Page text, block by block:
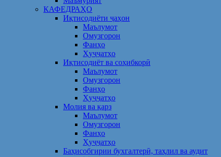
КАФЕДРАҲО
Иқтисодиёти ҷаҳон
Маълумот
Омузгорон
Фанҳо
Ҳуҷҷатҳо
Иқтисодиёт ва соҳибкорӣ
Маълумот
Омузгорон
Фанҳо
Ҳуҷҷатҳо
Молия ва қарз
Маълумот
Омузгорон
Фанҳо
Ҳуҷҷатҳо
Баҳисобгирии бухгалтерӣ, таҳлил ва аудит